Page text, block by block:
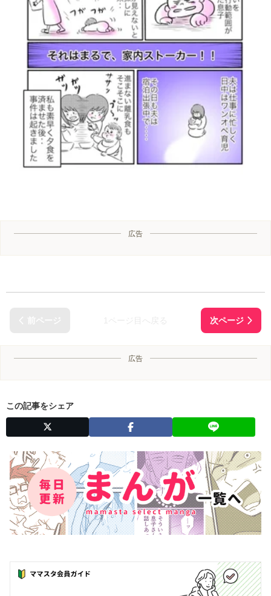
広告
広告
この記事をシェア